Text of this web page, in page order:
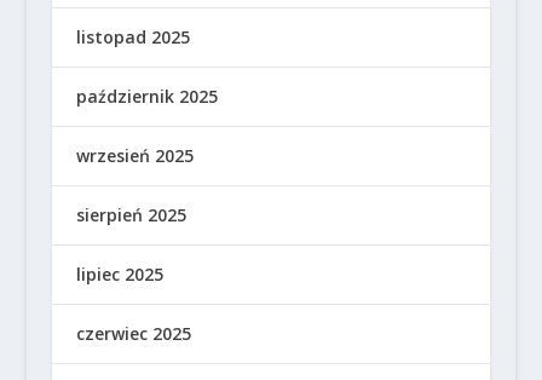
listopad 2025
październik 2025
wrzesień 2025
sierpień 2025
lipiec 2025
czerwiec 2025